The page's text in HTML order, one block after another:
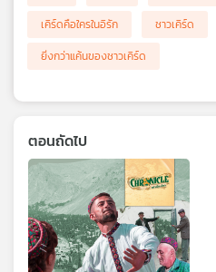
เคิร์ดคือใครในอิรัก
ชาวเคิร์ด
ยิ่งกว่าแค้นของชาวเคิร์ด
ตอนถัดไป